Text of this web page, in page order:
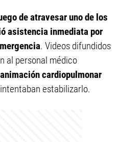
de atravesar uno de los
asistencia inmediata por
. Videos difundidos
al personal médico
cardiopulmonar
estabilizarlo.